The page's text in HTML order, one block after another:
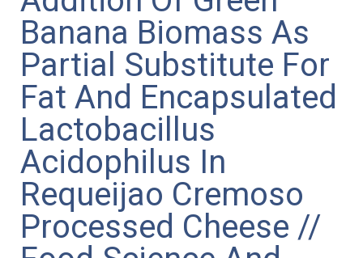
Banana Biomass As
Partial Substitute For
Fat And Encapsulated
Lactobacillus
Acidophilus In
Requeijao Cremoso
Processed Cheese //